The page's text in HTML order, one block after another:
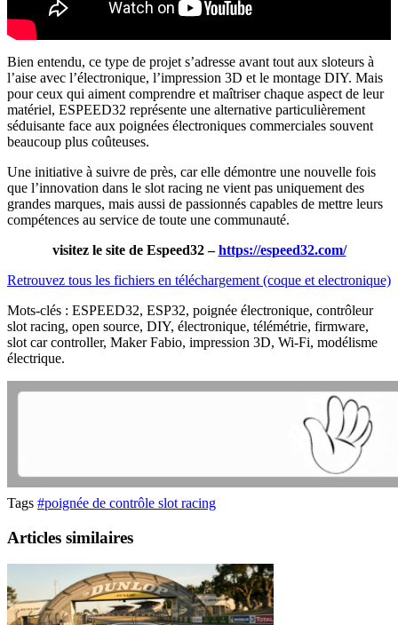
Bien entendu, ce type de projet s’adresse avant tout aux sloteurs à
l’aise avec l’électronique, l’impression 3D et le montage DIY. Mais
pour ceux qui aiment comprendre et maîtriser chaque aspect de leur
matériel, ESPEED32 représente une alternative particulièrement
séduisante face aux poignées électroniques commerciales souvent
beaucoup plus coûteuses.
Une initiative à suivre de près, car elle démontre une nouvelle fois
que l’innovation dans le slot racing ne vient pas uniquement des
grandes marques, mais aussi de passionnés capables de mettre leurs
compétences au service de toute une communauté.
visitez le site de Espeed32 –https://espeed32.com/
Retrouvez tous les fichiers en téléchargement (coque et electronique)
Mots-clés : ESPEED32, ESP32, poignée électronique, contrôleur
slot racing, open source, DIY, électronique, télémétrie, firmware,
slot car controller, Maker Fabio, impression 3D, Wi-Fi, modélisme
électrique.
Tags #poignée de contrôle slot racing
Articles similaires